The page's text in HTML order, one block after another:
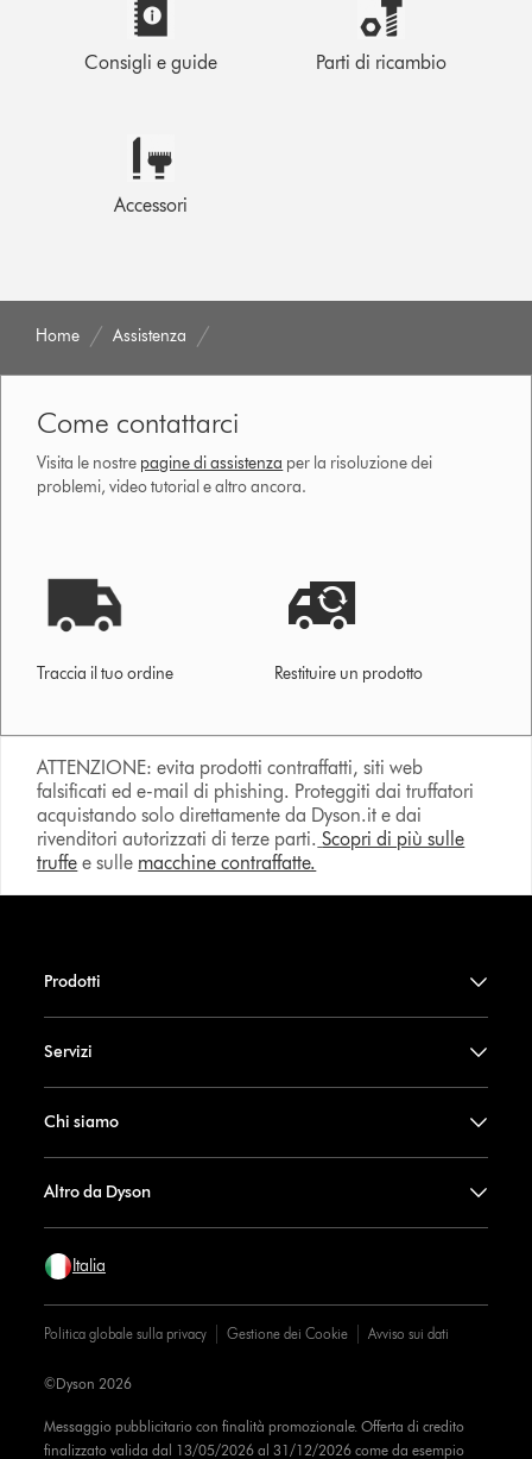
Consigli e guide Parti di ricambio
Accessori
Home Assistenza
Come contattarci
Visita le nostre pagine di assistenza per la risoluzione dei
problemi, video tutorial e altro ancora.
Traccia il tuo ordine Restituire un prodotto
ATTENZIONE: evita prodotti contraffatti, siti web
falsificati ed e-mail di phishing. Proteggiti dai truffatori
acquistando solo direttamente da Dyson.it e dai
rivenditori autorizzati di terze parti. Scopri di più sulle
truffe e sulle macchine contraffatte.
Prodotti
Servizi
Chi siamo
Altro da Dyson
Italia
Politica globale sulla privacy Gestione dei Cookie Avviso sui dati
Messaggio pubblicitario con finalità promozionale. Offerta di credito
finalizzato valida dal 13/05/2026 al 31/12/2026 come da esempio
©Dyson 2026